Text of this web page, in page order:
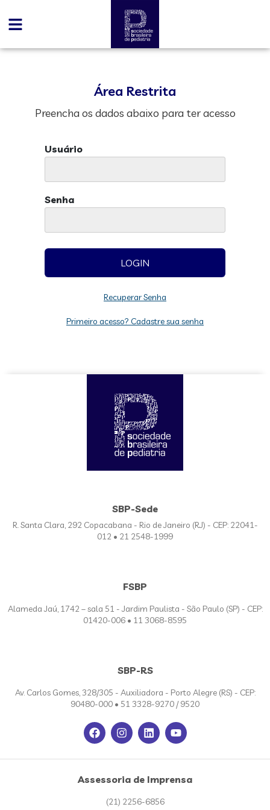
Área Restrita
Preencha os dados abaixo para ter acesso
Usuário
Senha
Recuperar Senha
Primeiro acesso? Cadastre sua senha
SBP-Sede
R. Santa Clara, 292 Copacabana - Rio de Janeiro (RJ) - CEP: 22041-
012 • 21 2548-1999
FSBP
Alameda Jaú, 1742 – sala 51 - Jardim Paulista - São Paulo (SP) - CEP:
01420-006 • 11 3068-8595
SBP-RS
Av. Carlos Gomes, 328/305 - Auxiliadora - Porto Alegre (RS) - CEP:
90480-000 • 51 3328-9270 / 9520
Assessoria de Imprensa
(21) 2256-6856